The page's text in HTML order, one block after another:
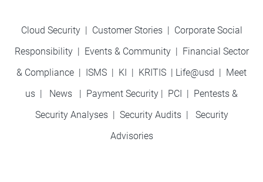
Cloud Security Customer Stories| Corporate Social
Responsibility| Events & Community
Financial Sector
& Compliance
ISMS KI KRITIS Life@usd
Meet
us
News Payment Security PCI
Pentests &
Security Analyses
Security Audits| Security
Advisories